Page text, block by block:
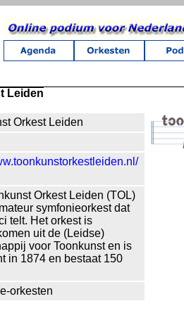
Leiden
Orkest Leiden
Orkest Leiden (TOL)
symfonieorkest dat
telt. Het orkest is
uit de (Leidse)
voor Toonkunst en is
in 1874 en bestaat 150
orkesten